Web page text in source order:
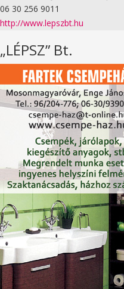
06 30 256 9011
http://www.lepszbt.hu
„LÉPSZ” Bt.